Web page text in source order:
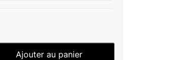
Ajouter au panier